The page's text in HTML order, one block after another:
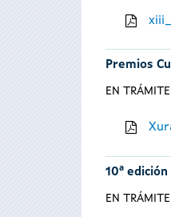
Premios
EN TRÁMITE
10ª
EN TRÁMITE